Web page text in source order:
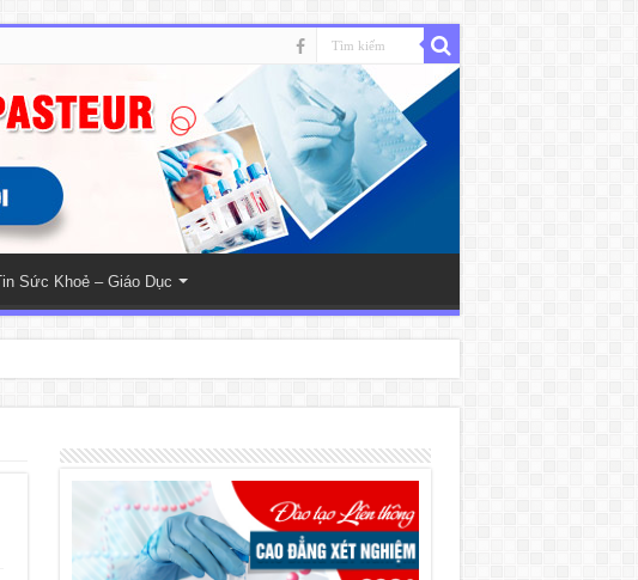
Sức Khoẻ – Giáo Dục